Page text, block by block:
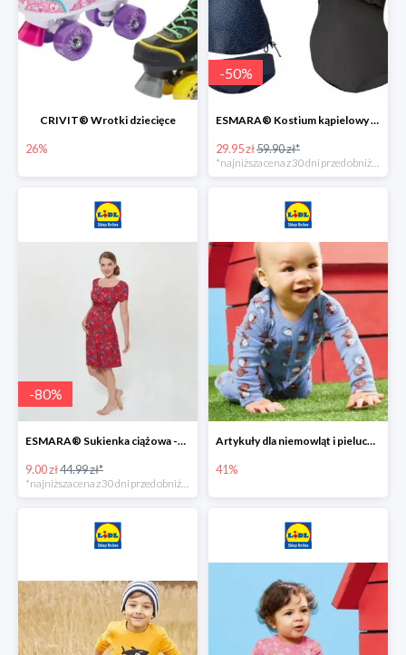
CRIVIT® Wrotki dziecięce
26%
-50%
ESMARA® Kostium kąpielowy ciążowy lub tankini ciążowe -50%
29.95 zł59.90 zł*
-80%
ESMARA® Sukienka ciążowa -79%
9.00 zł44.99 zł*
Artykuły dla niemowląt i pieluchy w Lidlu Online do -41%
41%